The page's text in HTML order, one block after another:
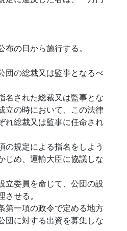
布の日から施行する。
団の総裁又は監事となるべ
名された総裁又は監事とな
立の時において、この法律
れ総裁又は監事に任命され
の規定による指名をしよう
じめ、運輸大臣に協議しな
立委員を命じて、公団の設
せる。
第一項の政令で定める地方
団に対する出資を募集しな